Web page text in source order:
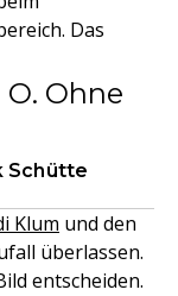
Das
Ohne
Schütte
Klum und den
überlassen.
entscheiden.